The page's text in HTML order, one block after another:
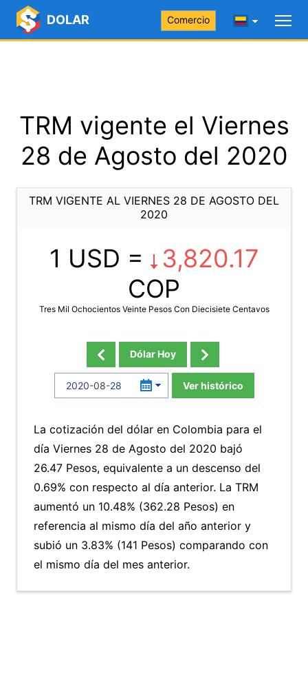
DOLAR Comercio
TRM vigente el Viernes
28 de Agosto del 2020
TRM VIGENTE AL VIERNES 28 DE AGOSTO DEL
2020
1 USD =
3,820.17
COP
Tres Mil Ochocientos Veinte Pesos Con Diecisiete Centavos
Dólar Hoy
Ver histórico
La cotización del dólar en Colombia para el
día Viernes 28 de Agosto del 2020 bajó
26.47 Pesos, equivalente a un descenso del
0.69% con respecto al día anterior. La TRM
aumentó un 10.48% (362.28 Pesos) en
referencia al mismo día del año anterior y
subió un 3.83% (141 Pesos) comparando con
el mismo día del mes anterior.